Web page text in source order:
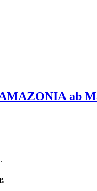
ab
.